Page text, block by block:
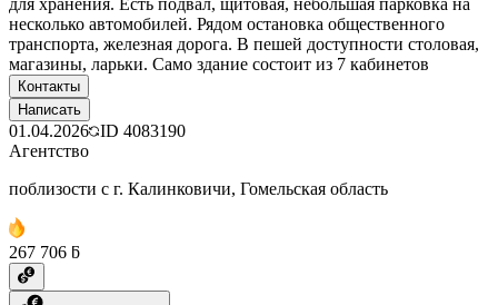
для хранения. Есть подвал, щитовая, небольшая парковка на
несколько автомобилей. Рядом остановка общественного
транспорта, железная дорога. В пешей доступности столовая,
магазины, ларьки. Само здание состоит из 7 кабинетов
Контакты
Написать
01.04.2026 ID 4083190
Агентство
поблизости с г. Калинковичи, Гомельская область
267 706 ƃ